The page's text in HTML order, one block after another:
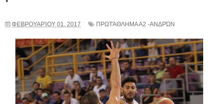
ΦΕΒΡΟΥΑΡΊΟΥ 01, 2017 ΠΡΩΤΆΘΛΗΜΑ Α2 -ΑΝΔΡΏΝ